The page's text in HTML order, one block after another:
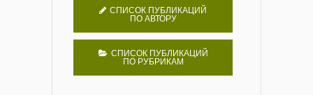
СПИСОК ПУБЛИКАЦИЙ
ПО АВТОРУ
СПИСОК ПУБЛИКАЦИЙ
ПО РУБРИКАМ